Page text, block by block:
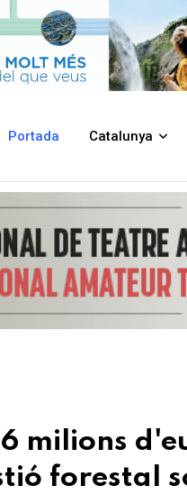
Portada Catalunya
anys en ajuts per a una
milions
forestal